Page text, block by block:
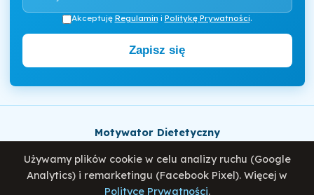
Akceptuję Regulamin i Politykę Prywatności.
Zapisz się
Motywator Dietetyczny
Używamy plików cookie w celu analizy ruchu (Google
Analytics) i remarketingu (Facebook Pixel). Więcej w
Polityce Prywatności.